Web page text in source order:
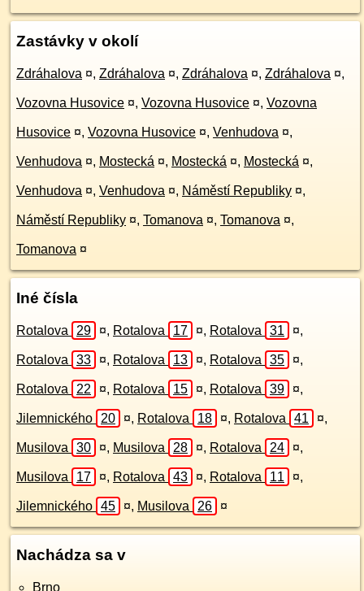
Zastávky v okolí
Zdráhalova ¤, Zdráhalova ¤, Zdráhalova ¤, Zdráhalova ¤,
Vozovna Husovice ¤, Vozovna Husovice ¤, Vozovna
Husovice ¤, Vozovna Husovice ¤, Venhudova ¤,
Venhudova ¤, Mostecká ¤, Mostecká ¤, Mostecká ¤,
Venhudova ¤, Venhudova ¤, Náměstí Republiky ¤,
Náměstí Republiky ¤, Tomanova ¤, Tomanova ¤,
Tomanova ¤
Iné čísla
Rotalova 29 ¤, Rotalova 17 ¤, Rotalova 31 ¤,
Rotalova 33 ¤, Rotalova 13 ¤, Rotalova 35 ¤,
Rotalova 22 ¤, Rotalova 15 ¤, Rotalova 39 ¤,
Jilemnického 20 ¤, Rotalova 18 ¤, Rotalova 41 ¤,
Musilova 30 ¤, Musilova 28 ¤, Rotalova 24 ¤,
Musilova 17 ¤, Rotalova 43 ¤, Rotalova 11 ¤,
Jilemnického 45 ¤, Musilova 26 ¤
Nachádza sa v
Brno